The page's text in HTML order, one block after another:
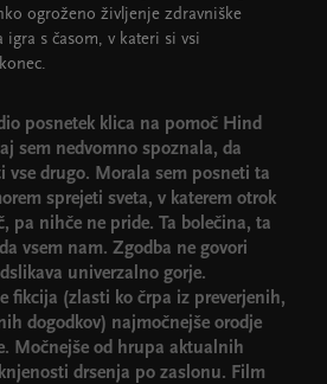
ogroženo življenje zdravniške
igra s časom, v kateri si vsi
posnetek klica na pomoč Hind
sem nedvomno spoznala, da
vse drugo. Morala sem posneti ta
sprejeti sveta, v katerem otrok
pa nihče ne pride. Ta bolečina, ta
vsem nam. Zgodba ne govori
univerzalno gorje.
fikcija (zlasti ko črpa iz preverjenih,
dogodkov) najmočnejše orodje
Močnejše od hrupa aktualnih
drsenja po zaslonu. Film